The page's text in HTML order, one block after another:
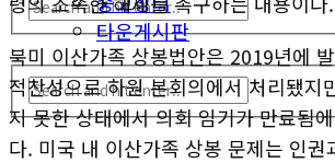
타운게시판
북미 이산가족 상봉법안은 2019년에
적찬성으로 하원 본회의에서 처리됐지
지 못한 상태에서 의회 임기가 만료됨
다. 미국 내 이산가족 상봉 문제는 인권